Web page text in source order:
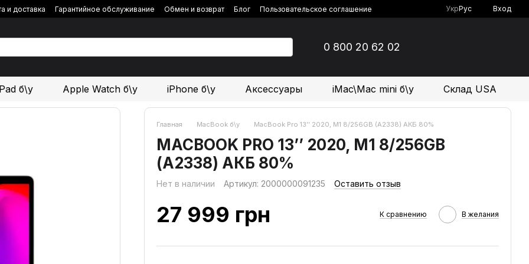
и доставка Гарантийное обслуживание Обмен и возврат Блог
Пользовательское соглашение
УкрРус Вход
0 800 20 62 02
б\у Apple Watch б\у iPhone б\у Аксессуары iMac\Mac mini б\у Склад USA
Главная MacBook б\у MacBook Pro 13’’ 2020, M1 8/256GB (А2338) АКБ 80%
MACBOOK PRO 13’’ 2020, M1 8/256GB
(А2338) АКБ 80%
Нет в наличии Артикул: 2000000091235 Оставить отзыв
27 999 грн К сравнению В желания